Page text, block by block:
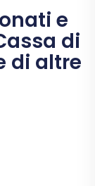
e
di
di altre